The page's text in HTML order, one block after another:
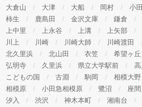
止、消去の請求について応じます。窓口
通りです。
《株式会社臨海 個人情報問い合わせ窓
 個人情報管理統括責任者（業務本部長
住所：〒221-0056 神奈川県横浜市神奈
電話：045-441-3759 FAX：045-451-
 お客様窓口
住所：〒221-0056 神奈川県横浜市神奈
大倉山
大津 大船 岡村 小
柿生
鹿島田 金沢文庫 鎌倉
上中里
上永谷 上溝 上矢部
川上
川崎 川崎大師 川崎渡田
北久里浜
北山田 衣笠 希望ヶ丘
弘明寺
久里浜 県立大学駅前
こどもの国
古淵 駒岡 相模大野
相模原
小田急相模原 鷺沼 座間
汐入
渋沢 神木本町 湘南台